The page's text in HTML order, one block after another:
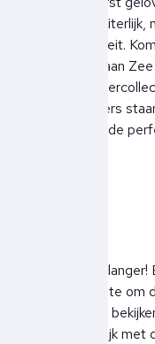
draait om
functionaliteit.
Noordwijk aan
herfst-
medewerkers
vinden van de
Wacht niet
onze website
collectie te
onvergetelijk